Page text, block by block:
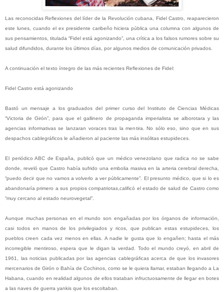
Las reconocidas Reflexiones del líder de la Revolución cubana, Fidel Castro, reaparecieron
este lunes, cuando el ex presidente caribeño hiciera pública una columna con algunos de
sus pensamientos, titulada “Fidel está agonizando”, una crítica a los falsos rumores sobre su
salud difundidos, durante los últimos días, por algunos medios de comunicación privados.
A continuación el texto íntegro de las más recientes Reflexiones de Fidel:
Fidel Castro está agonizando
Bastó un mensaje a los graduados del primer curso del Instituto de Ciencias Médicas
“Victoria de Girón”, para que el gallinero de propaganda imperialista se alborotara y las
agencias informativas se lanzaran voraces tras la mentira. No sólo eso, sino que en sus
despachos cablegráficos le añadieron al paciente las más insólitas estupideces.
El periódico ABC de España, publicó que un médico venezolano que radica no se sabe
donde, reveló que Castro había sufrido una embolia masiva en la arteria cerebral derecha,
“puedo decir que no vamos a volverlo a ver públicamente”. El presunto médico, que si lo es
abandonaría primero a sus propios compatriotas,calificó el estado de salud de Castro como
“muy cercano al estado neurovegetal”.
Aunque muchas personas en el mundo son engañadas por los órganos de información,
casi todos en manos de los privilegiados y ricos, que publican estas estupideces, los
pueblos creen cada vez menos en ellas. A nadie le gusta que lo engañen; hasta el más
incorregible mentiroso, espera que le digan la verdad. Todo el mundo creyó, en abril de
1961, las noticias publicadas por las agencias cablegráficas acerca de que los invasores
mercenarios de Girón o Bahía de Cochinos, como se le quiera llamar, estaban llegando a La
Habana, cuando en realidad algunos de ellos trataban infructuosamente de llegar en botes
a las naves de guerra yankis que los escoltaban.